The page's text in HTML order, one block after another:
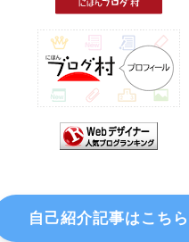
自己紹介記事はこちら